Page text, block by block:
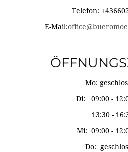
Telefon:
E-Mail:
Mo:
Di: 09:00 -
13:30 -
Mi: 09:00 -
Do: